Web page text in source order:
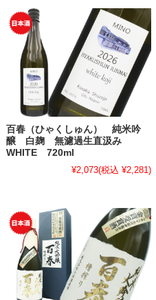
百春（ひゃくしゅん） 純米吟
醸 白麹 無濾過生直汲み
WHITE 720ml
¥2,073(税込 ¥2,281)